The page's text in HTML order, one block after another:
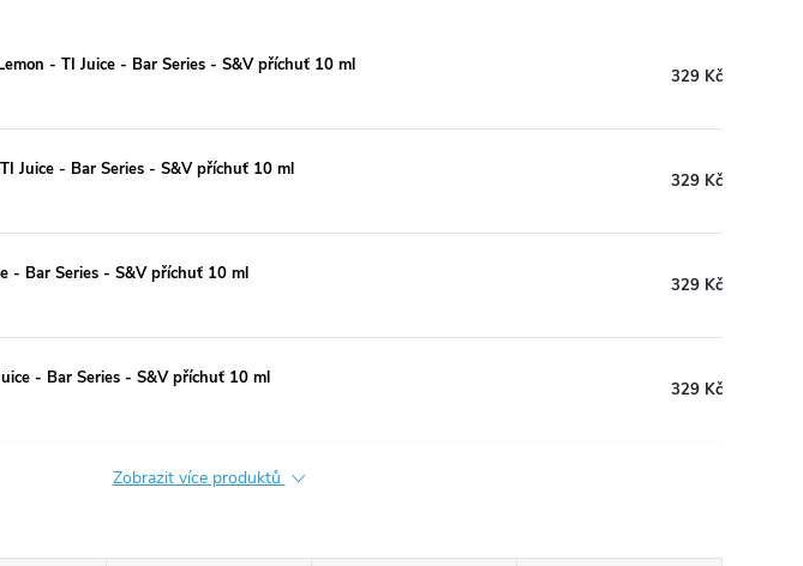
- TI Juice - Bar Series - S&V příchuť 10 ml
329 Kč
Juice - Bar Series - S&V příchuť 10 ml
329 Kč
- Bar Series - S&V příchuť 10 ml
329 Kč
- Bar Series - S&V příchuť 10 ml
329 Kč
Zobrazit více produktů